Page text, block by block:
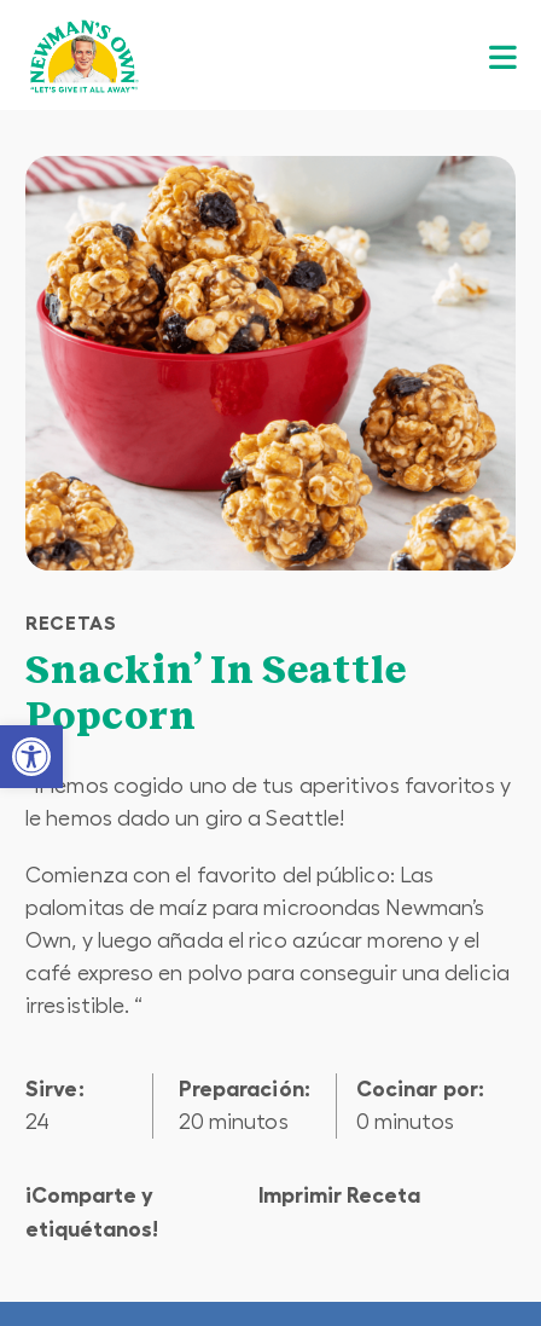
Open toolbar
RECETAS
Snackin’ In Seattle
Popcorn
“¡Hemos cogido uno de tus aperitivos favoritos y
le hemos dado un giro a Seattle!
Comienza con el favorito del público: Las
palomitas de maíz para microondas Newman’s
Own, y luego añada el rico azúcar moreno y el
café expreso en polvo para conseguir una delicia
irresistible. “
Sirve:
24
preparación:
20 minutos
cocinar por:
0 minutos
¡Comparte y
etiquétanos!
Imprimir Receta